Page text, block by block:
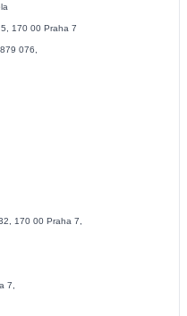
170 00 Praha 7
076,
170 00 Praha 7,
7,